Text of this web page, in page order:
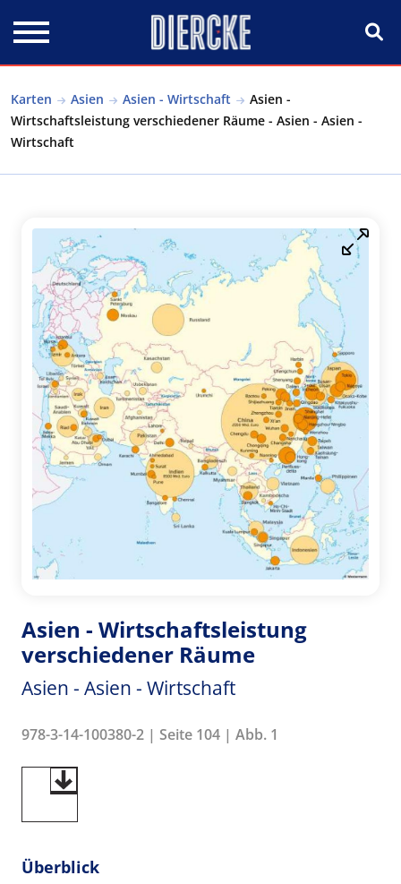
Karten Asien Asien - Wirtschaft
Asien -
Wirtschaftsleistung verschiedener Räume - Asien - Asien -
Wirtschaft
Asien - Wirtschaftsleistung
verschiedener Räume
Asien - Asien - Wirtschaft
978-3-14-100380-2 | Seite 104 | Abb. 1
Überblick